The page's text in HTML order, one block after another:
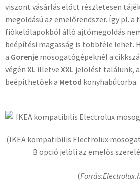
viszont vásárlás előtt részletesen
megoldású az emelőrendszer. Így pl.
fiókelőlapokból álló ajtómegoldás
beépítési magasság is többféle lehet.
a Gorenje mosogatógépeknél a
végén XL illetve XXL jelölést találunk,
beépíthetőek a Metod konyhabútorba.
(IKEA kompatibilis Electrolux
B opció jelöli az emelős
(